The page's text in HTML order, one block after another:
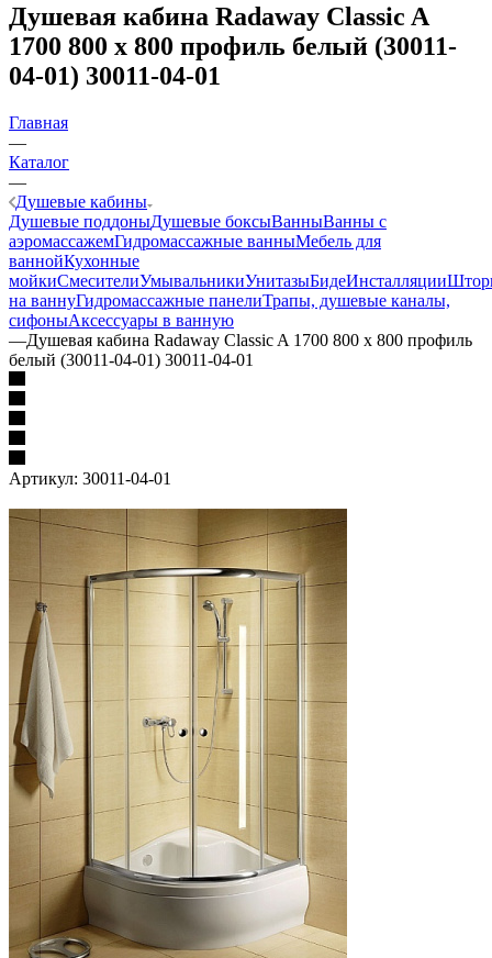
Душевая кабина Radaway Classic A
1700 800 x 800 профиль белый (30011-
04-01) 30011-04-01
Главная
—
Каталог
—
Душевые кабины
Душевые поддоныДушевые боксыВанныВанны с
аэромассажемГидромассажные ванныМебель для
ваннойКухонные
мойкиСмесителиУмывальникиУнитазыБидеИнсталляции
на ваннуГидромассажные панелиТрапы, душевые каналы,
сифоныАксессуары в ванную
—Душевая кабина Radaway Classic A 1700 800 x 800 профиль
белый (30011-04-01) 30011-04-01
Артикул: 30011-04-01